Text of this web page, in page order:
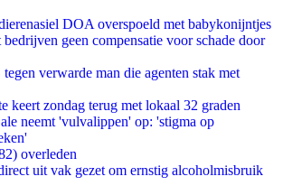
DOA overspoeld met babykonijntjes
geen compensatie voor schade door
verwarde man die agenten stak met
keert zondag terug met lokaal 32 graden
neemt 'vulvalippen' op: 'stigma op
overleden
uit vak gezet om ernstig alcoholmisbruik